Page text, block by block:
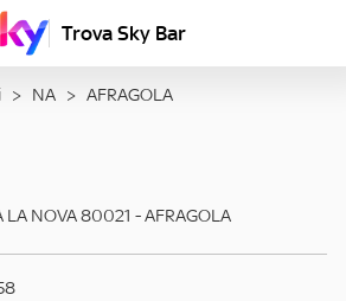
Trova Sky Bar
> NA > AFRAGOLA
LA NOVA80021 -AFRAGOLA